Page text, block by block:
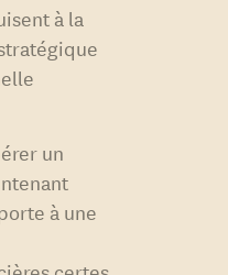
à la
un
à une